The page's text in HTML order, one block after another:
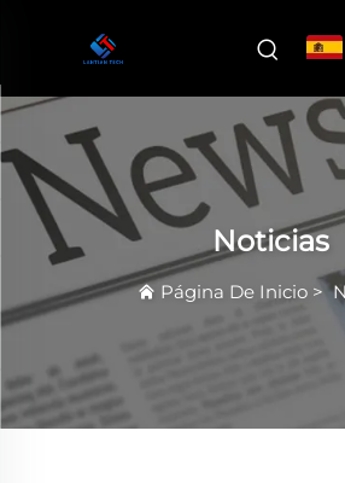
Noticias
Página De Inicio>